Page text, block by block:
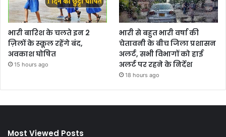
भारी बारिश के चलते इन 2
ज़िलों के स्कूल रहेंगे बंद,
अवकाश घोषित
15 hours ago
भारी से बहुत भारी वर्षा की
चेतावनी के बीच जिला प्रशासन
अलर्ट, सभी विभागों को हाई
अलर्ट पर रहने के निर्देश
18 hours ago
Most Viewed Posts